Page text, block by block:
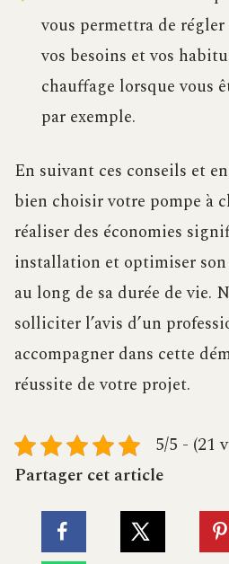
vous permettra de
vos besoins et vos
chauffage lorsque vous
par exemple.
En suivant ces conseils et
bien choisir votre pompe à
réaliser des économies
installation et optimiser
au long de sa durée de vie.
solliciter l’avis d’un
accompagner dans cette
réussite de votre projet.
5/5 - (21
Partager cet article